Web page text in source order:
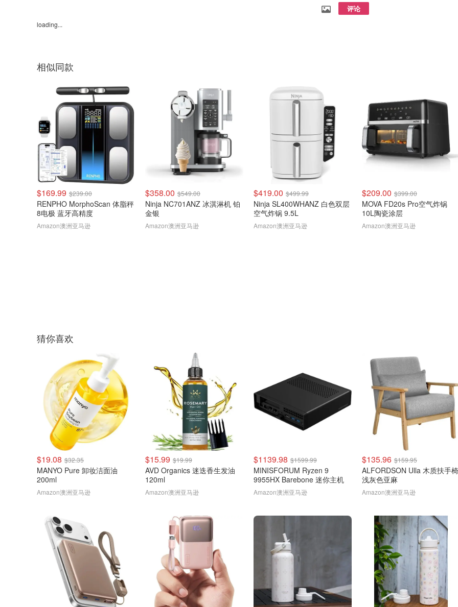
评论
loading...
相似同款
$169.99 $239.00
RENPHO MorphoScan 体脂秤
8电极 蓝牙高精度
Amazon澳洲亚马逊
$358.00 $549.00
Ninja NC701ANZ 冰淇淋机 铂
金银
Amazon澳洲亚马逊
$419.00 $499.99
Ninja SL400WHANZ 白色双层
空气炸锅 9.5L
Amazon澳洲亚马逊
$209.00 $399.00
MOVA FD20s Pro空气炸锅
10L陶瓷涂层
Amazon澳洲亚马逊
猜你喜欢
$19.08 $32.35
MANYO Pure 卸妆洁面油
200ml
Amazon澳洲亚马逊
$15.99 $19.99
AVD Organics 迷迭香生发油
120ml
Amazon澳洲亚马逊
$1139.98 $1599.99
MINISFORUM Ryzen 9
9955HX Barebone 迷你主机
Amazon澳洲亚马逊
$135.96 $159.95
ALFORDSON Ulla 木质扶手椅
浅灰色亚麻
Amazon澳洲亚马逊